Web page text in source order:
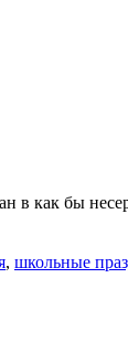
в как бы
, школьные